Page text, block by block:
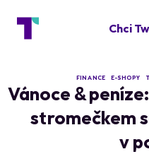
Chci
FINANCE E-SHOPY
Vánoce &
stromečkem
v